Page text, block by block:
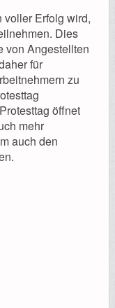
voller Erfolg wird,
Dies
von Angestellten
für
zu
öffnet
mehr
auch den